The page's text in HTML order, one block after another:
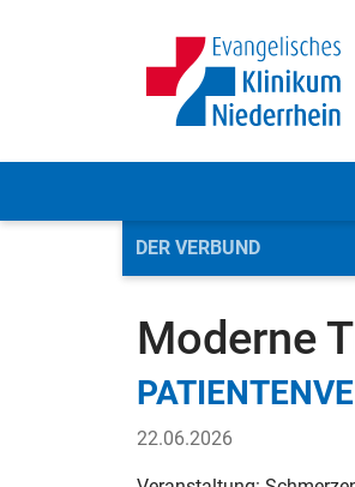
DER VERBUND
Evangelisches Klinikum
Moderne
22.06.2026